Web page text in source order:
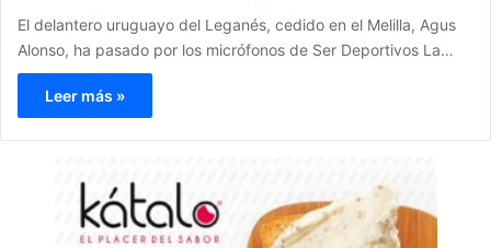
El delantero uruguayo del Leganés, cedido en el Melilla, Agus
Alonso, ha pasado por los micrófonos de Ser Deportivos La…
Leer más »